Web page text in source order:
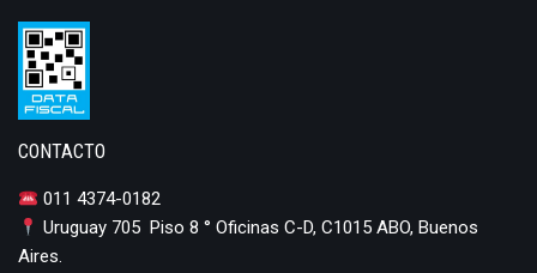
CONTACTO
011 4374-0182
Uruguay 705 Piso 8 ° Oficinas C-D, C1015 ABO, Buenos
Aires.